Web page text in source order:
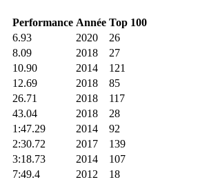
Performance Année Top 100
6.93 2020
26
8.09 2018
27
10.90 2014
121
12.69 2018
85
26.71 2018
117
43.04 2018
28
1:47.29 2014
92
2:30.72 2017
139
3:18.73 2014
107
7:49.4 2012
18